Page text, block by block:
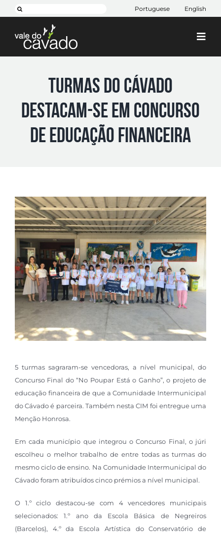
to
content
Pesquisar Portuguese English
Projetos
Turmas do Cávado
destacam-se em concurso
de educação financeira
5 turmas sagraram-se vencedoras, a nível municipal, do
Concurso Final do “No Poupar Está o Ganho”, o projeto de
educação financeira de que a Comunidade Intermunicipal
do Cávado é parceira. Também nesta CIM foi entregue uma
Menção Honrosa.
Em cada município que integrou o Concurso Final, o júri
escolheu o melhor trabalho de entre todas as turmas do
mesmo ciclo de ensino. Na Comunidade Intermunicipal do
Cávado foram atribuídos cinco prémios a nível municipal.
O 1.º ciclo destacou-se com 4 vencedores municipais
selecionados: 1.º ano da Escola Básica de Negreiros
(Barcelos), 4.º da Escola Artística do Conservatório de